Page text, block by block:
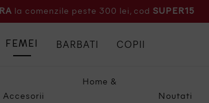
la comenzile peste 300 lei, cod SUPER15
Accesorii
Home &
Noutati
FEMEI BARBATI COPII